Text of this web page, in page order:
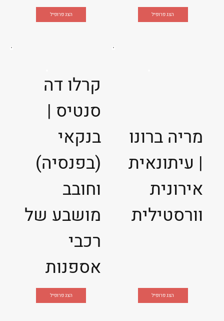
הצג פרופיל הצג פרופיל
קרלו דה
סנטיס |
בנקאי
(בפנסיה)
וחובב
מושבע של
רכבי
אספנות
הצג פרופיל
מריה ברונו
| עיתונאית
אירונית
וורסטילית
הצג פרופיל